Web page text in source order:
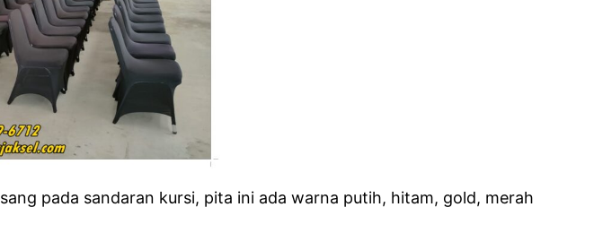
pada sandaran kursi, pita ini ada warna putih, hitam, gold, merah